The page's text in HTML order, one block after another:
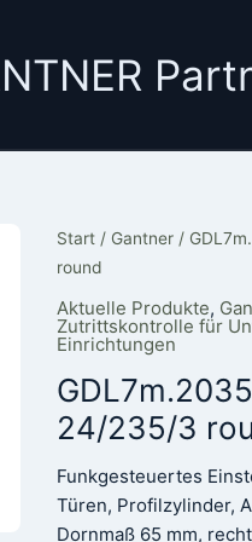
Start / Gantner /
round
Aktuelle Produkte,
Zutrittskontrolle für
Einrichtungen
24/235/3
Funkgesteuertes
Türen, Profilzylinder,
Dornmaß 65 mm,